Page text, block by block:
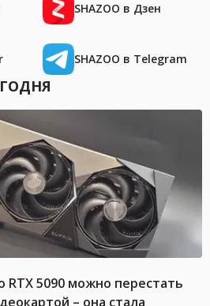
SHAZOO в Дзен
SHAZOO в Telegram
5090 можно перестать
– она стала